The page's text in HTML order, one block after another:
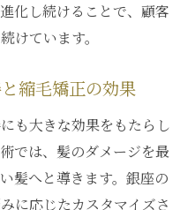
化し続けることで、顧客
けています。
縮毛矯正の効果
も大きな効果をもたらし
では、髪のダメージを最
髪へと導きます。銀座の
に応じたカスタマイズさ